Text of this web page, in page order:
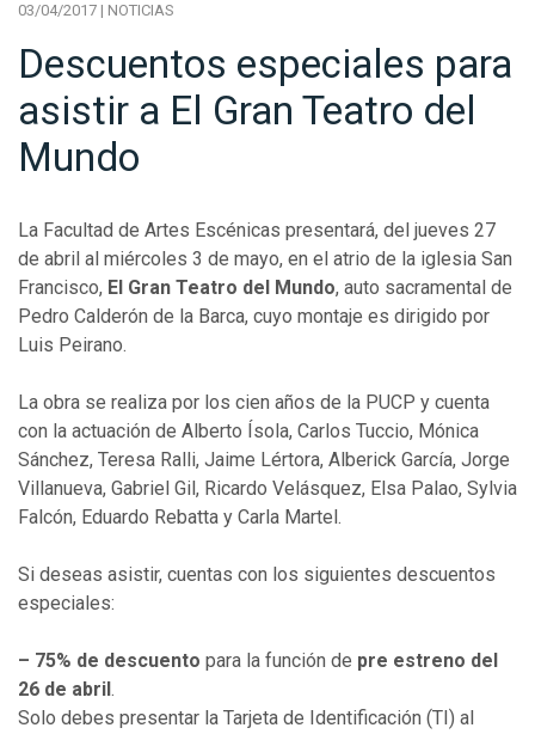
03/04/2017 | NOTICIAS
Descuentos especiales para
asistir a El Gran Teatro del
Mundo
La Facultad de Artes Escénicas presentará, del jueves 27
de abril al miércoles 3 de mayo, en el atrio de la iglesia San
Francisco, El Gran Teatro del Mundo, auto sacramental de
Pedro Calderón de la Barca, cuyo montaje es dirigido por
Luis Peirano.
La obra se realiza por los cien años de la PUCP y cuenta
con la actuación de Alberto Ísola, Carlos Tuccio, Mónica
Sánchez, Teresa Ralli, Jaime Lértora, Alberick García, Jorge
Villanueva, Gabriel Gil, Ricardo Velásquez, Elsa Palao, Sylvia
Falcón, Eduardo Rebatta y Carla Martel.
Si deseas asistir, cuentas con los siguientes descuentos
especiales:
– 75% de descuento para la función de pre estreno del
26 de abril.
Solo debes presentar la Tarjeta de Identificación (TI) al